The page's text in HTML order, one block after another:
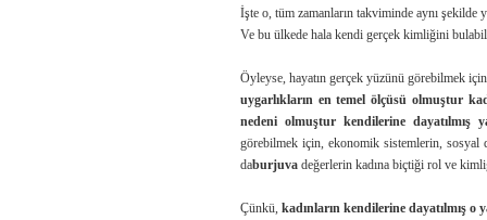
İşte o, tüm zamanların takviminde aynı şekilde
Ve bu ülkede hala kendi gerçek kimliğini
Öyleyse, hayatın gerçek yüzünü görebilmek
uygarlıkların en temel ölçüsü olmuştur
nedeni olmuştur kendilerine dayatılmış
görebilmek için, ekonomik sistemlerin, sosyal
daburjuva değerlerin kadına biçtiği rol ve
Çünkü, kadınların kendilerine dayatılmış o